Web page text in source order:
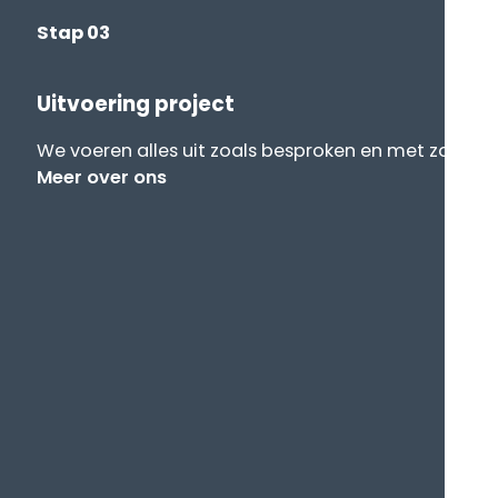
Stap 03
Uitvoering project
We voeren alles uit zoals besproken en met zo
Meer over ons